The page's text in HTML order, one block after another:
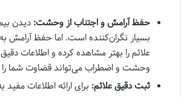
حفظ آرامش و اجتناب از وحشت: دیدن
بسیار نگران‌کننده است. اما حفظ آرامش
علائم را بهتر مشاهده کرده و اطلاعات
وحشت و اضطراب می‌تواند قضاوت شما را
ثبت دقیق علائم: برای ارائه اطلاعات